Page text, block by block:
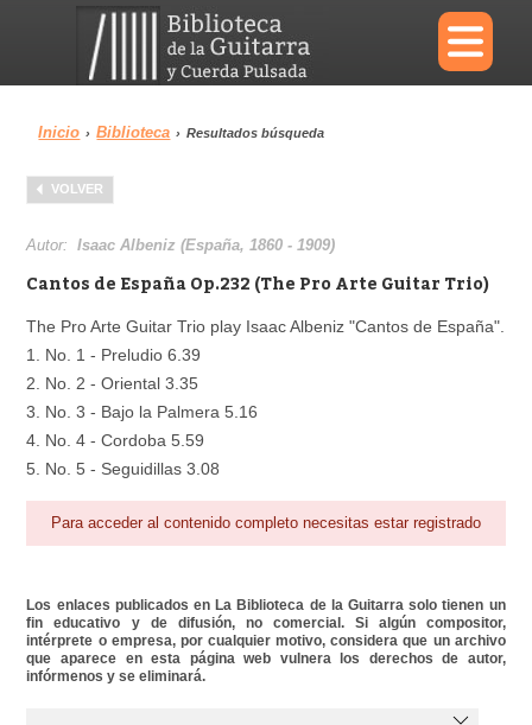
×
Menu
Biblioteca
Área personal
Inicio › Biblioteca › Resultados búsqueda
VOLVER
Autor:Isaac Albeniz (España, 1860 - 1909)
Cantos de España Op.232 (The Pro Arte Guitar Trio)
The Pro Arte Guitar Trio play Isaac Albeniz "Cantos de España".
1. No. 1 - Preludio 6.39
2. No. 2 - Oriental 3.35
3. No. 3 - Bajo la Palmera 5.16
4. No. 4 - Cordoba 5.59
5. No. 5 - Seguidillas 3.08
Para acceder al contenido completo necesitas estar registrado
Los enlaces publicados en La Biblioteca de la Guitarra solo tienen un
fin educativo y de difusión, no comercial. Si algún compositor,
intérprete o empresa, por cualquier motivo, considera que un archivo
que aparece en esta página web vulnera los derechos de autor,
infórmenos y se eliminará.